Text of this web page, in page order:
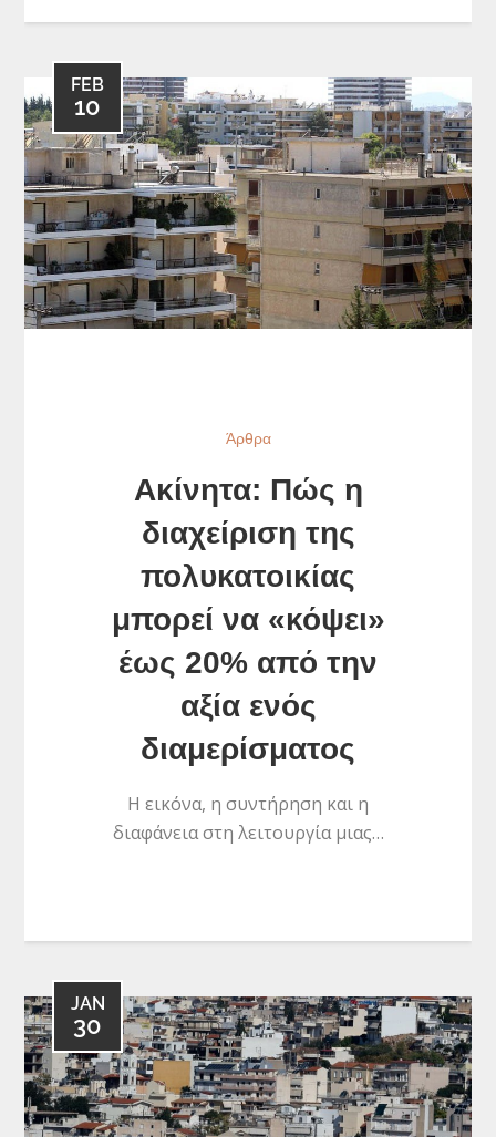
FEB
10
Άρθρα
Ακίνητα: Πώς η
διαχείριση της
πολυκατοικίας
μπορεί να «κόψει»
έως 20% από την
αξία ενός
διαμερίσματος
Η εικόνα, η συντήρηση και η
διαφάνεια στη λειτουργία μιας…
JAN
30